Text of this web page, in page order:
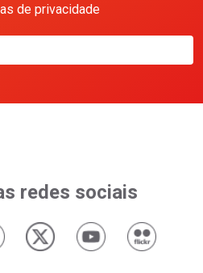
de privacidade
redes sociais